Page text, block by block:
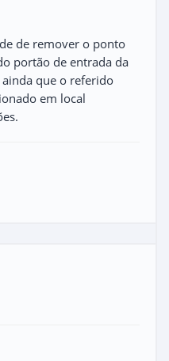
de remover o ponto
portão de entrada da
ainda que o referido
em local